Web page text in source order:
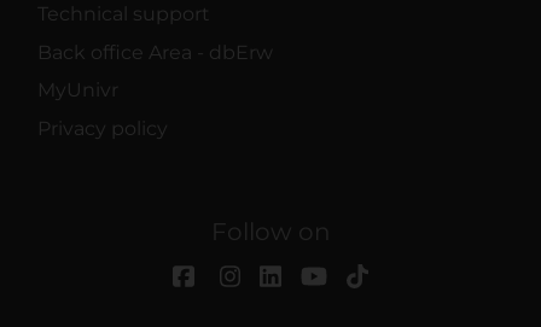
Technical support
Back office Area - dbErw
MyUnivr
Privacy policy
Follow on